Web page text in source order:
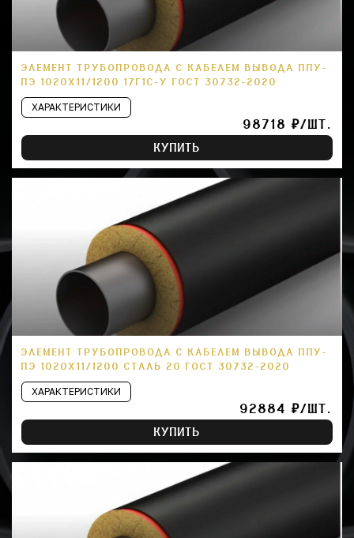
ЭЛЕМЕНТ ТРУБОПРОВОДА С КАБЕЛЕМ ВЫВОДА ППУ-
ПЭ 1020Х11/1200 17Г1С-У ГОСТ 30732-2020
ХАРАКТЕРИСТИКИ
98718 ₽/ШТ.
КУПИТЬ
ЭЛЕМЕНТ ТРУБОПРОВОДА С КАБЕЛЕМ ВЫВОДА ППУ-
ПЭ 1020Х11/1200 СТАЛЬ 20 ГОСТ 30732-2020
ХАРАКТЕРИСТИКИ
92884 ₽/ШТ.
КУПИТЬ